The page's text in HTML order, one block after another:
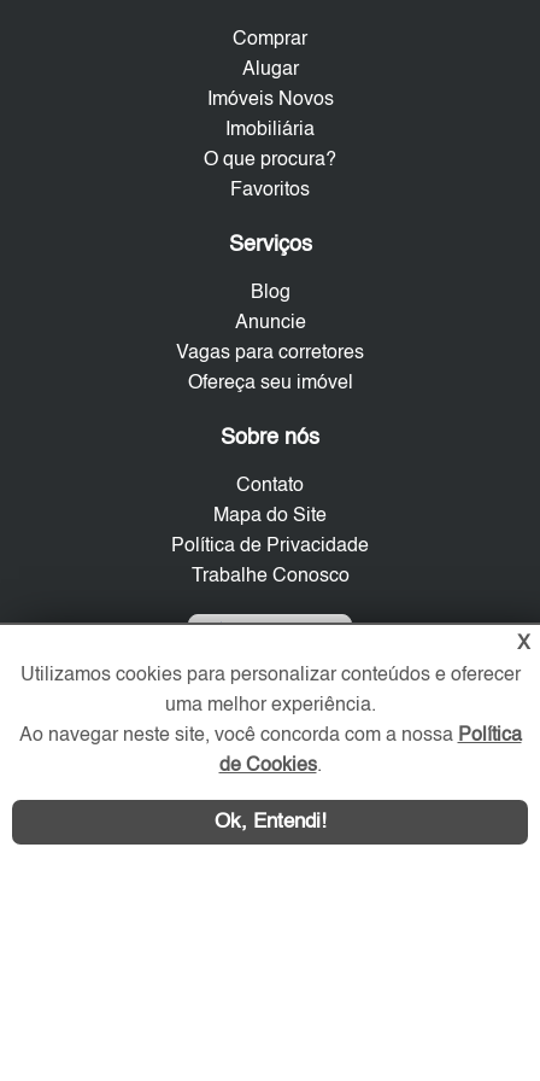
Comprar
Alugar
Imóveis Novos
Imobiliária
O que procura?
Favoritos
Serviços
Blog
Anuncie
Vagas para corretores
Ofereça seu imóvel
Sobre nós
Contato
Mapa do Site
Política de Privacidade
Trabalhe Conosco
Redes Sociais
X
Utilizamos cookies para personalizar conteúdos e oferecer
uma melhor experiência.
Ao navegar neste site, você concorda com a nossa Política
de Cookies.
Ok, Entendi!